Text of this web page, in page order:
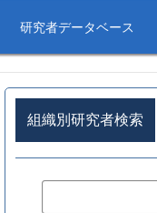
研究者データベース
組織別研究者検索